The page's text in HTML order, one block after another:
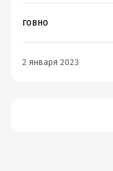
говно
2 января 2023